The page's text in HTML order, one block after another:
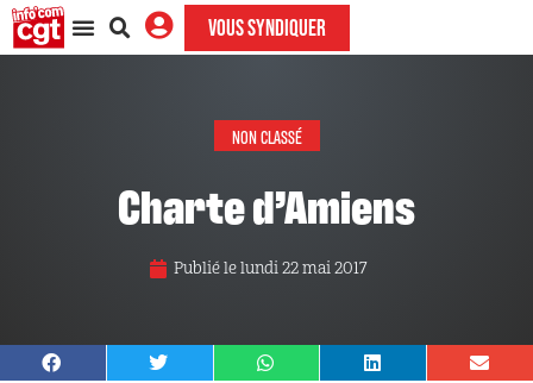
VOUS SYNDIQUER
NON CLASSÉ
Charte d’Amiens
Publié lelundi 22 mai 2017